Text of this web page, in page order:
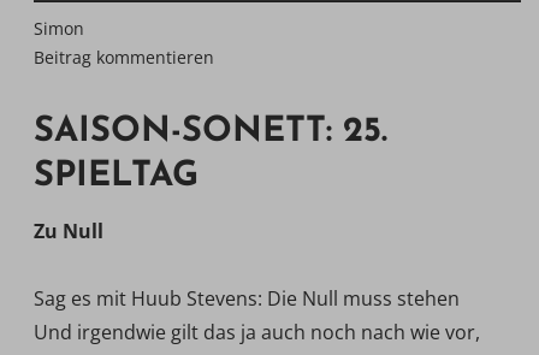
Simon
Beitrag kommentieren
SAISON-SONETT: 25.
SPIELTAG
Zu Null
Sag es mit Huub Stevens: Die Null muss stehen
Und irgendwie gilt das ja auch noch nach wie vor,